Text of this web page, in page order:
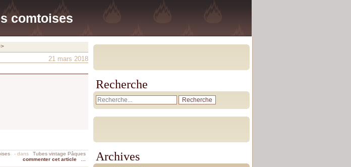
21 mars 2018
- dans
Tubes vintage Pâques
commenter cet article
Recherche
Archives